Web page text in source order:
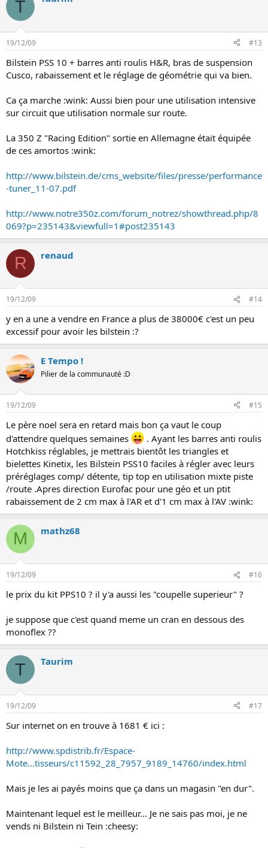
T
19/12/09 #13
Bilstein PSS 10 + barres anti roulis H&R, bras de suspension
Cusco, rabaissement et le réglage de géométrie qui va bien.
Ca ça marche :wink: Aussi bien pour une utilisation intensive
sur circuit que utilisation normale sur route.
La 350 Z "Racing Edition" sortie en Allemagne était équipée
de ces amortos :wink:
http://www.bilstein.de/cms_website/files/presse/performance
-tuner_11-07.pdf
http://www.notre350z.com/forum_notrez/showthread.php/8
069?p=235143&viewfull=1#post235143
R renaud
19/12/09 #14
y en a une a vendre en France a plus de 38000€ c'est un peu
excessif pour avoir les bilstein :?
E Tempo !
Pilier de la communauté :D
19/12/09 #15
Le père noel sera en retard mais bon ça vaut le coup
d'attendre quelques semaines
. Ayant les barres anti roulis
Hotchkiss réglables, je mettrais bientôt les triangles et
bielettes Kinetix, les Bilstein PSS10 faciles à régler avec leurs
préréglages comp/ détente, tip top en utilisation mixte piste
/route .Apres direction Eurofac pour une géo et un ptit
rabaissement de 2 cm max à l'AR et d'1 cm max à l'AV :wink:
M mathz68
19/12/09 #16
le prix du kit PPS10 ? il y'a aussi les "coupelle superieur" ?
je suppose que c'est quand meme un cran en dessous des
monoflex ??
T Taurim
19/12/09 #17
Sur internet on en trouve à 1681 € ici :
http://www.spdistrib.fr/Espace-
Mote...tisseurs/c11592_28_7957_9189_14760/index.html
Mais je les ai payés moins que ça dans un magasin "en dur".
Maintenant lequel est le meilleur... Je ne sais pas moi, je ne
vends ni Bilstein ni Tein :cheesy: